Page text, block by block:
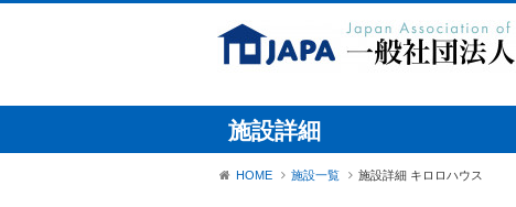
施設詳細
HOME 施設一覧 施設詳細 キロロハウス